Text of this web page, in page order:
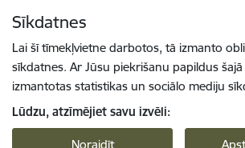
Sīkdatnes
Lai šī tīmekļvietne darbotos, tā izmanto
sīkdatnes. Ar Jūsu piekrišanu papildus
izmantotas statistikas un sociālo mediju
Lūdzu, atzīmējiet savu izvēli:
Noraidīt